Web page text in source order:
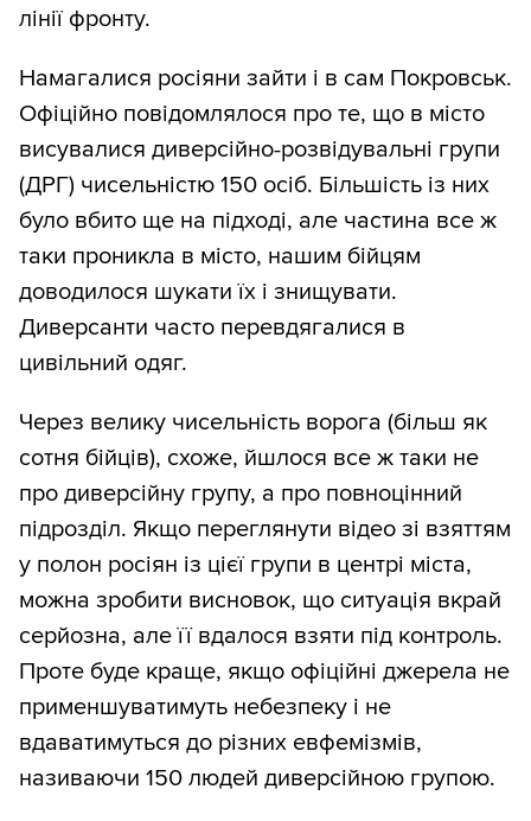
лінії фронту.
Намагалися росіяни зайти і в сам Покровськ.
Офіційно повідомлялося про те, що в місто
висувалися диверсійно-розвідувальні групи
(ДРГ) чисельністю 150 осіб. Більшість із них
було вбито ще на підході, але частина все ж
таки проникла в місто, нашим бійцям
доводилося шукати їх і знищувати.
Диверсанти часто перевдягалися в
цивільний одяг.
Через велику чисельність ворога (більш як
сотня бійців), схоже, йшлося все ж таки не
про диверсійну групу, а про повноцінний
підрозділ. Якщо переглянути відео зі взяттям
у полон росіян із цієї групи в центрі міста,
можна зробити висновок, що ситуація вкрай
серйозна, але її вдалося взяти під контроль.
Проте буде краще, якщо офіційні джерела не
применшуватимуть небезпеку і не
вдаватимуться до різних евфемізмів,
називаючи 150 людей диверсійною групою.